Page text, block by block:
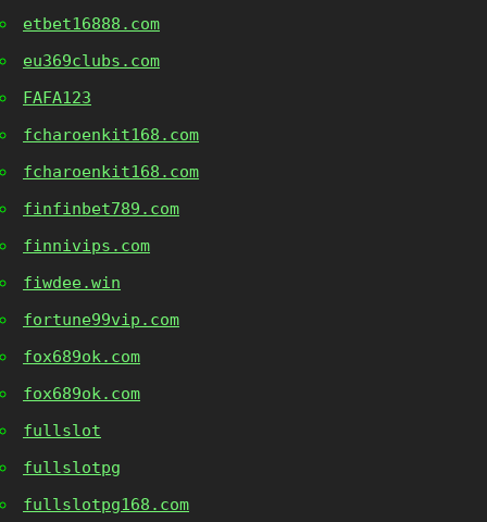
etbet16888.com
eu369clubs.com
FAFA123
fcharoenkit168.com
fcharoenkit168.com
finfinbet789.com
finnivips.com
fiwdee.win
fortune99vip.com
fox689ok.com
fox689ok.com
fullslot
fullslotpg
fullslotpg168.com